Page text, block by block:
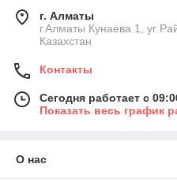
г. Алматы
г.Алматы Кунаева 1, уг
Казахстан
Контакты
Сегодня работает с
Показать весь график
О нас